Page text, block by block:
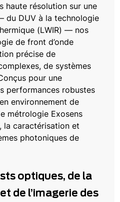
haute résolution sur une
du DUV à la technologie
(LWIR) — nos
de front d’onde
précise de
de systèmes
pour une
performances robustes
environnement de
métrologie Exosens
la caractérisation et
photoniques de
optiques, de la
de l’imagerie des